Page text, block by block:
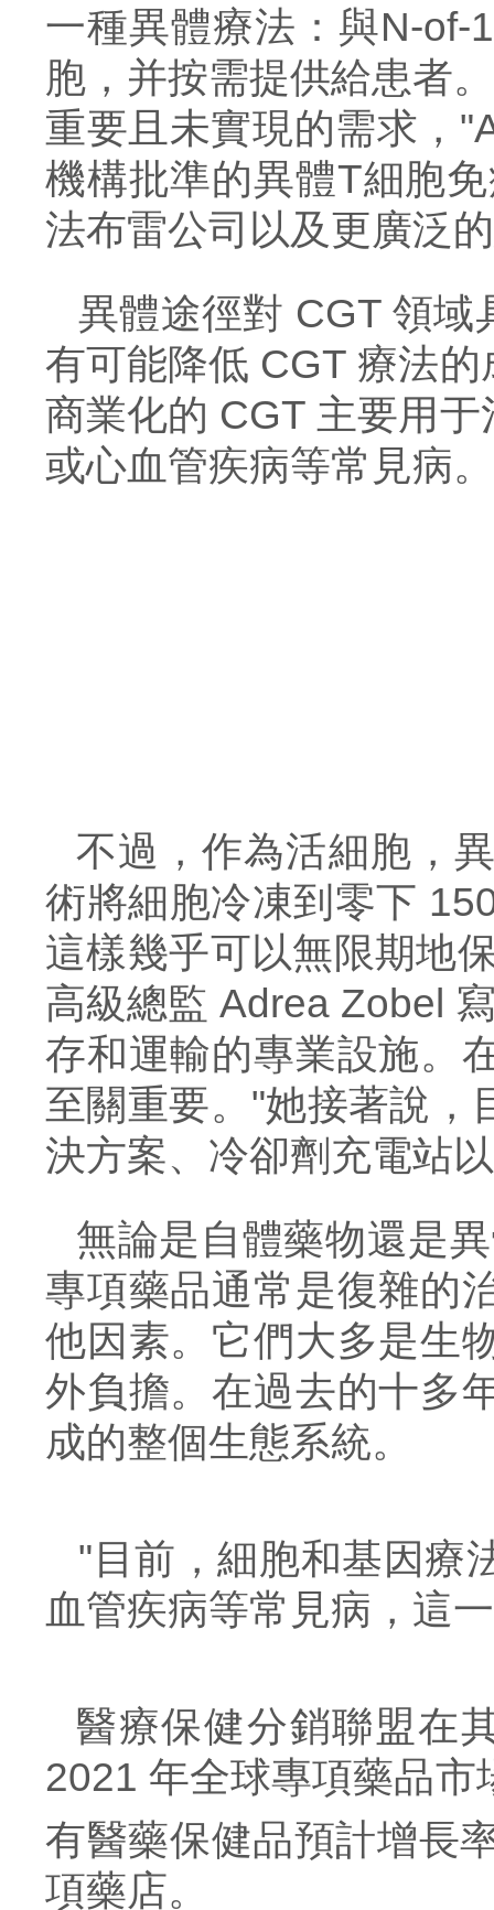
一種異體療法：與N-of-
胞，并按需提供給患者
重要且未實現的需求，
機構批準的異體T細胞
法布雷公司以及更廣泛
異體途徑對 CGT 領域
有可能降低 CGT 療法
商業化的 CGT 主要用
或心血管疾病等常見病。
不過，作為活細胞，
術將細胞冷凍到零下
這樣幾乎可以無限期地
高級總監 Adrea Zobel
存和運輸的專業設施。
至關重要。"她接著說，
決方案、冷卻劑充電站
無論是自體藥物還是
專項藥品通常是復雜的
他因素。它們大多是生
外負擔。在過去的十多
成的整個生態系統。
"目前，細胞和基因療
血管疾病等常見病，這
醫療保健分銷聯盟在
2021 年全球專項藥品市
有醫藥保健品預計增長
項藥店。